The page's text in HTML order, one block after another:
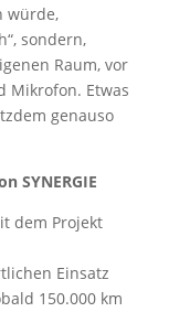
würde,
sondern,
Raum, vor
Mikrofon. Etwas
genauso
SYNERGIE
dem Projekt
Einsatz
150.000 km